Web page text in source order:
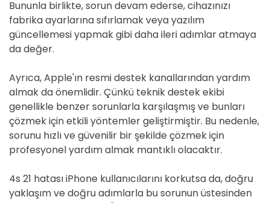
Bununla birlikte, sorun devam ederse, cihazınızı
fabrika ayarlarına sıfırlamak veya yazılım
güncellemesi yapmak gibi daha ileri adımlar atmaya
da değer.
Ayrıca, Apple'ın resmi destek kanallarından yardım
almak da önemlidir. Çünkü teknik destek ekibi
genellikle benzer sorunlarla karşılaşmış ve bunları
çözmek için etkili yöntemler geliştirmiştir. Bu nedenle,
sorunu hızlı ve güvenilir bir şekilde çözmek için
profesyonel yardım almak mantıklı olacaktır.
4s 21 hatası iPhone kullanıcılarını korkutsa da, doğru
yaklaşım ve doğru adımlarla bu sorunun üstesinden